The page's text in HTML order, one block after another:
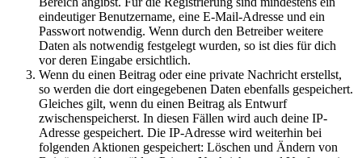
eindeutiger Benutzername, eine E-Mail-Adresse und ein
Passwort notwendig. Wenn durch den Betreiber weitere
Daten als notwendig festgelegt wurden, so ist dies für dich
vor deren Eingabe ersichtlich.
Wenn du einen Beitrag oder eine private Nachricht erstellst,
so werden die dort eingegebenen Daten ebenfalls gespeichert.
Gleiches gilt, wenn du einen Beitrag als Entwurf
zwischenspeicherst. In diesen Fällen wird auch deine IP-
Adresse gespeichert. Die IP-Adresse wird weiterhin bei
folgenden Aktionen gespeichert: Löschen und Ändern von